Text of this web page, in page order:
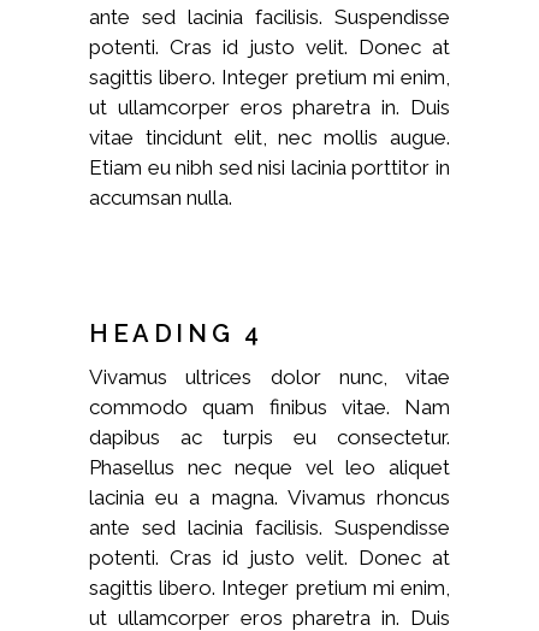
ante sed lacinia facilisis. Suspendisse
potenti. Cras id justo velit. Donec at
sagittis libero. Integer pretium mi enim,
ut ullamcorper eros pharetra in. Duis
vitae tincidunt elit, nec mollis augue.
Etiam eu nibh sed nisi lacinia porttitor in
accumsan nulla.
HEADING 4
Vivamus ultrices dolor nunc, vitae
commodo quam finibus vitae. Nam
dapibus ac turpis eu consectetur.
Phasellus nec neque vel leo aliquet
lacinia eu a magna. Vivamus rhoncus
ante sed lacinia facilisis. Suspendisse
potenti. Cras id justo velit. Donec at
sagittis libero. Integer pretium mi enim,
ut ullamcorper eros pharetra in. Duis